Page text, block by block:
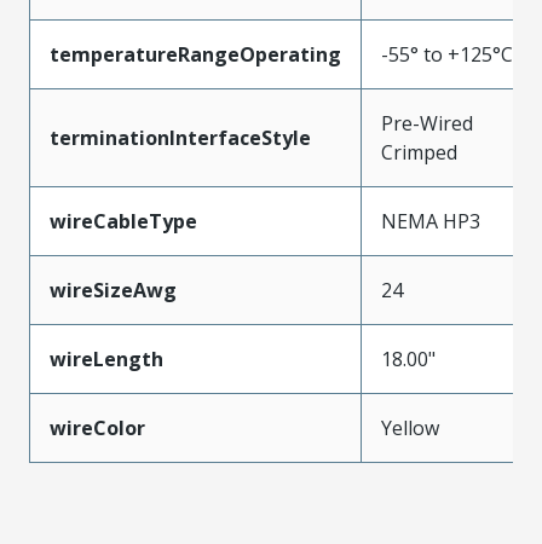
temperatureRangeOperating -55° to +125°C
terminationInterfaceStyle
Pre-Wired
Crimped
wireCableType NEMA HP3
wireSizeAwg 24
wireLength 18.00"
wireColor Yellow